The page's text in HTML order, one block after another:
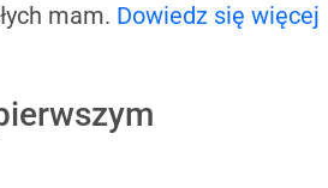
mam. Dowiedz się więcej